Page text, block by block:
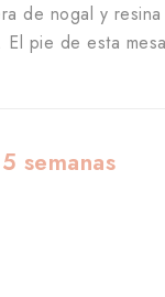
de nogal y
pie de esta
semanas